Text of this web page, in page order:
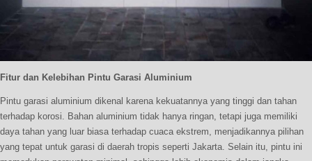
Fitur dan Kelebihan Pintu Garasi Aluminium
Pintu garasi aluminium dikenal karena kekuatannya yang tinggi dan tahan
terhadap korosi. Bahan aluminium tidak hanya ringan, tetapi juga memiliki
daya tahan yang luar biasa terhadap cuaca ekstrem, menjadikannya pilihan
yang tepat untuk garasi di daerah tropis seperti Jakarta. Selain itu, pintu ini